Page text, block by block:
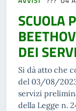
SCUOLA
DEI
Si dà atto che
del 03/08/
servizi
della Legge n.